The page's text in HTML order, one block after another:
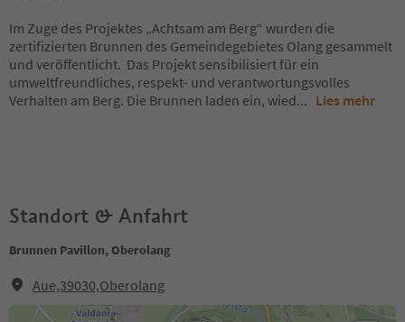
Im Zuge des Projektes „Achtsam am Berg“ wurden die
zertifizierten Brunnen des Gemeindegebietes Olang gesammelt
und veröffentlicht. Das Projekt sensibilisiert für ein
umweltfreundliches, respekt- und verantwortungsvolles
Verhalten am Berg. Die Brunnen laden ein, wied... Lies mehr
Standort & Anfahrt
Brunnen Pavillon, Oberolang
Aue,39030,Oberolang